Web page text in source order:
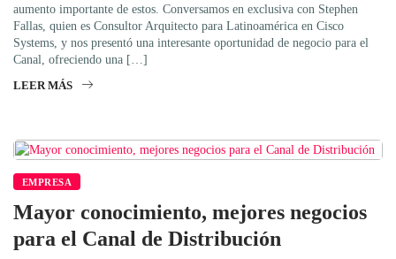
aumento importante de estos. Conversamos en exclusiva con Stephen
Fallas, quien es Consultor Arquitecto para Latinoamérica en Cisco
Systems, y nos presentó una interesante oportunidad de negocio para el
Canal, ofreciendo una […]
LEER MÁS
EMPRESA
Mayor conocimiento, mejores negocios
para el Canal de Distribución